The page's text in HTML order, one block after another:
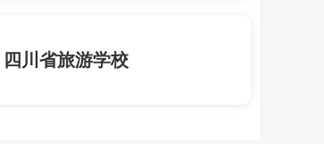
四川省旅游学校